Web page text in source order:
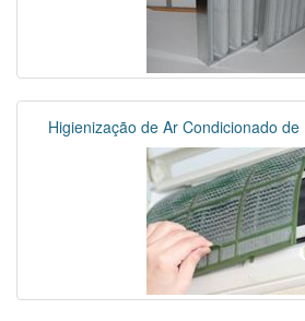
Higienização de Ar Condicionado